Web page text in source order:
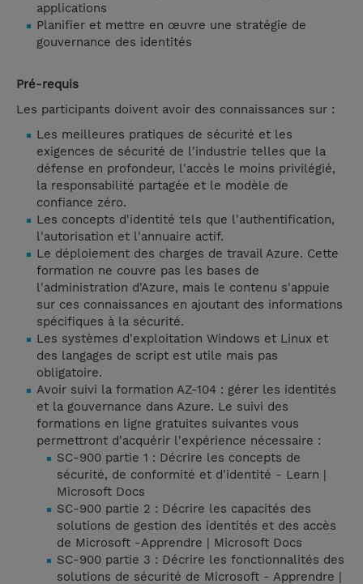
applications
Planifier et mettre en œuvre une stratégie de
gouvernance des identités
Pré-requis
Les participants doivent avoir des connaissances sur :
Les meilleures pratiques de sécurité et les
exigences de sécurité de l'industrie telles que la
défense en profondeur, l'accès le moins privilégié,
la responsabilité partagée et le modèle de
confiance zéro.
Les concepts d'identité tels que l'authentification,
l'autorisation et l'annuaire actif.
Le déploiement des charges de travail Azure. Cette
formation ne couvre pas les bases de
l'administration d'Azure, mais le contenu s'appuie
sur ces connaissances en ajoutant des informations
spécifiques à la sécurité.
Les systèmes d'exploitation Windows et Linux et
des langages de script est utile mais pas
obligatoire.
Avoir suivi la formation AZ-104 : gérer les identités
et la gouvernance dans Azure. Le suivi des
formations en ligne gratuites suivantes vous
permettront d'acquérir l'expérience nécessaire :
SC-900 partie 1 : Décrire les concepts de
sécurité, de conformité et d'identité - Learn |
Microsoft Docs
SC-900 partie 2 : Décrire les capacités des
solutions de gestion des identités et des accès
de Microsoft -Apprendre | Microsoft Docs
SC-900 partie 3 : Décrire les fonctionnalités des
solutions de sécurité de Microsoft - Apprendre |